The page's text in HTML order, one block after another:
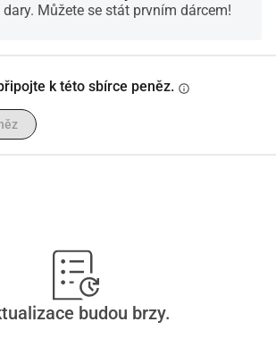
jedním darem po druhém Díky;)
Můžete se stát prvním dárcem!
k této sbírce peněz. info
budou brzy.